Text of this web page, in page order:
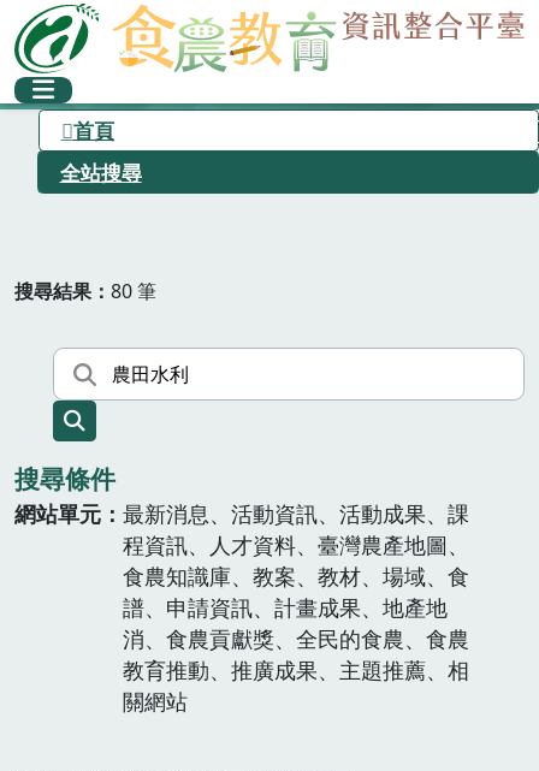
首頁
全站搜尋
搜尋結果 80 筆
搜尋條件
網站單元
最新消息、活動資訊、活動成果、課
程資訊、人才資料、臺灣農產地圖、
食農知識庫、教案、教材、場域、食
譜、申請資訊、計畫成果、地產地
消、食農貢獻獎、全民的食農、食農
教育推動、推廣成果、主題推薦、相
關網站